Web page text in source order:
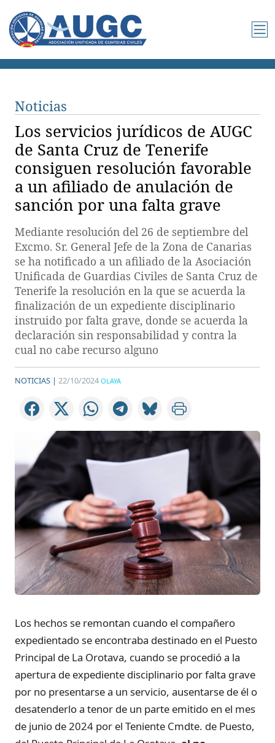
Noticias
Los servicios jurídicos de AUGC
de Santa Cruz de Tenerife
consiguen resolución favorable
a un afiliado de anulación de
sanción por una falta grave
Mediante resolución del 26 de septiembre del
Excmo. Sr. General Jefe de la Zona de Canarias
se ha notificado a un afiliado de la Asociación
Unificada de Guardias Civiles de Santa Cruz de
Tenerife la resolución en la que se acuerda la
finalización de un expediente disciplinario
instruido por falta grave, donde se acuerda la
declaración sin responsabilidad y contra la
cual no cabe recurso alguno
NOTICIAS | 22/10/2024 OLAYA
Los hechos se remontan cuando el compañero
expedientado se encontraba destinado en el Puesto
Principal de La Orotava, cuando se procedió a la
apertura de expediente disciplinario por falta grave
por no presentarse a un servicio, ausentarse de él o
desatenderlo a tenor de un parte emitido en el mes
de junio de 2024 por el Teniente Cmdte. de Puesto,